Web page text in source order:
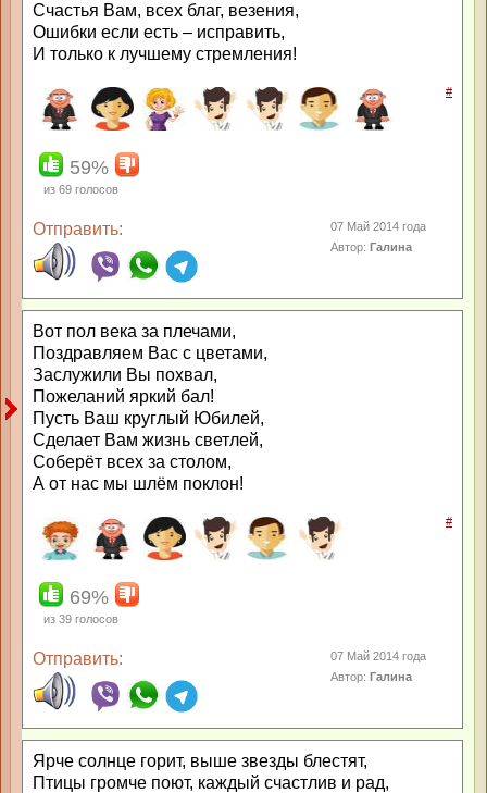
Счастья Вам, всех благ, везения,
Ошибки если есть – исправить,
И только к лучшему стремления!
#
59%
из 69 голосов
Отправить:
07 Май 2014 года
Автор:Галина
Вот пол века за плечами,
Поздравляем Вас с цветами,
Заслужили Вы похвал,
Пожеланий яркий бал!
Пусть Ваш круглый Юбилей,
Сделает Вам жизнь светлей,
Соберёт всех за столом,
А от нас мы шлём поклон!
#
69%
из 39 голосов
Отправить:
07 Май 2014 года
Автор:Галина
Ярче солнце горит, выше звезды блестят,
Птицы громче поют, каждый счастлив и рад,